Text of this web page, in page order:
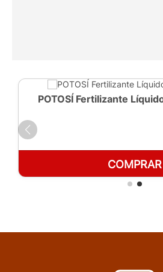
POTOSÍ Fertilizante
COMPRAR